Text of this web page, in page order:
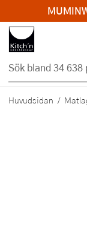
Hopp till
Huvudsidan